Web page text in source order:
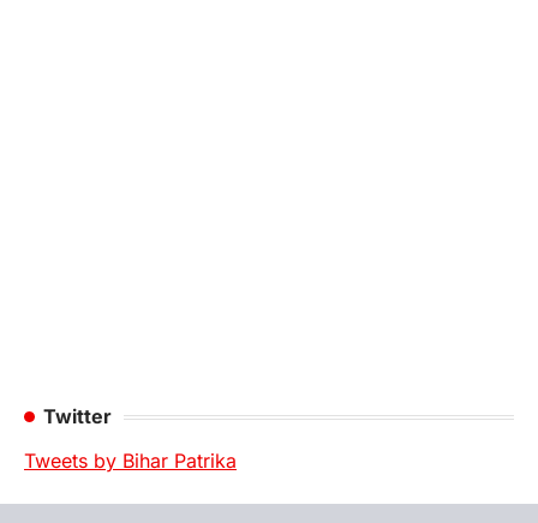
Twitter
Tweets by Bihar Patrika